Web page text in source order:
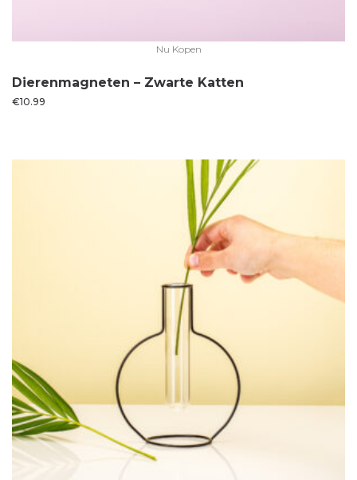
Nu Kopen
Dierenmagneten – Zwarte Katten
€10.99